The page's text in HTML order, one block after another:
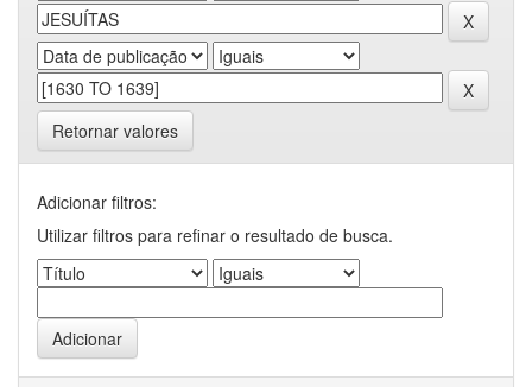
Retornar valores
Adicionar filtros:
Utilizar filtros para refinar o resultado de busca.